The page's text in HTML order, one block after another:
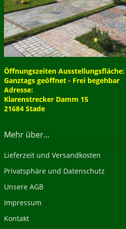
Öffnungszeiten Ausstellungsfläche:
Ganztags geöffnet - Frei begehbar
Adresse:
Klarenstrecker Damm 15
21684 Stade
Mehr über...
Lieferzeit und Versandkosten
Privatsphäre und Datenschutz
Unsere AGB
Impressum
Kontakt